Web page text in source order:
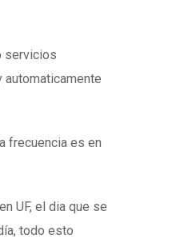
servicios
frecuencia es en
UF, el dia que se
todo esto